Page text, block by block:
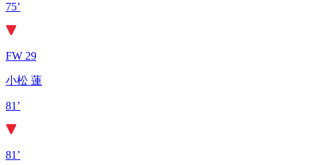
75’
FW 29
小松 蓮
81’
81’